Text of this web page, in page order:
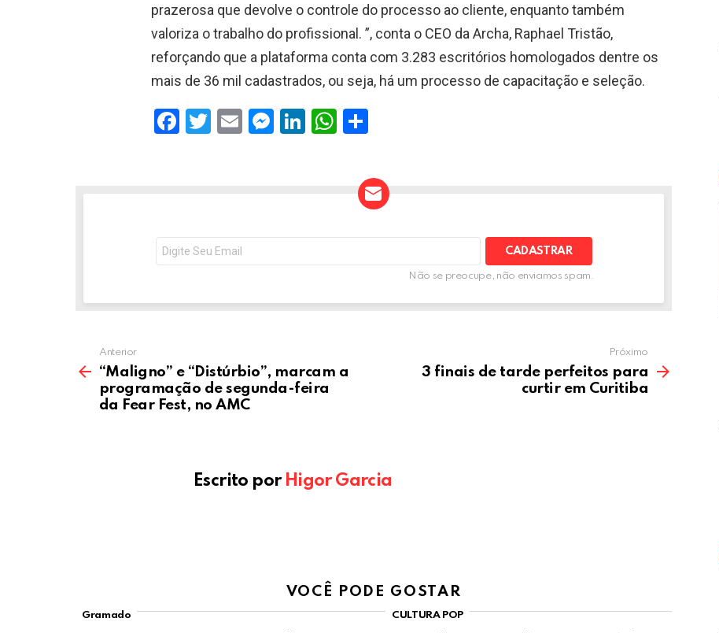
prazerosa que devolve o controle do processo ao cliente, enquanto também
valoriza o trabalho do profissional. ”, conta o CEO da Archa, Raphael Tristão,
reforçando que a plataforma conta com 3.283 escritórios homologados dentre os
mais de 36 mil cadastrados, ou seja, há um processo de capacitação e seleção.
F
o
k
T
E
M
er
Li
W
p
p
ar
e
NEWSLETTER
e-
mail:
Não se preocupe, não enviamos spam.
Anterior
“Maligno” e “Distúrbio”, marcam a
programação de segunda-feira
da Fear Fest, no AMC
Próximo
3 finais de tarde perfeitos para
curtir em Curitiba
Escrito por Higor Garcia
VOCÊ PODE GOSTAR
Gramado CULTURA POP